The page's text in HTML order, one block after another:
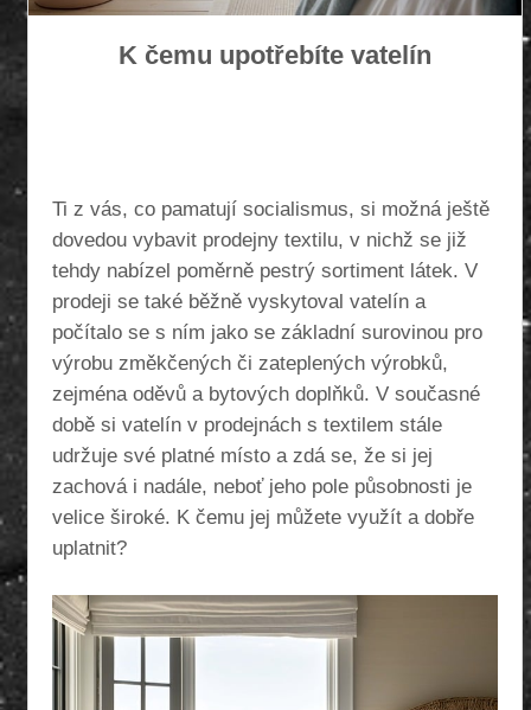
K čemu upotřebíte vatelín
Ti z vás, co pamatují socialismus, si možná ještě
dovedou vybavit prodejny textilu, v nichž se již
tehdy nabízel poměrně pestrý sortiment látek. V
prodeji se také běžně vyskytoval vatelín a
počítalo se s ním jako se základní surovinou pro
výrobu změkčených či zateplených výrobků,
zejména oděvů a bytových doplňků. V současné
době si vatelín v prodejnách s textilem stále
udržuje své platné místo a zdá se, že si jej
zachová i nadále, neboť jeho pole působnosti je
velice široké. K čemu jej můžete využít a dobře
uplatnit?